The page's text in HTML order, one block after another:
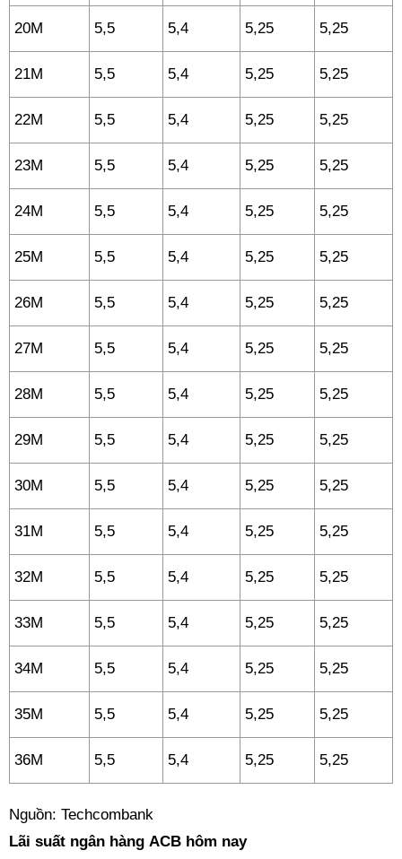
20M 5,5 5,4 5,25 5,25
21M 5,5 5,4 5,25 5,25
22M 5,5 5,4 5,25 5,25
23M 5,5 5,4 5,25 5,25
24M 5,5 5,4 5,25 5,25
25M 5,5 5,4 5,25 5,25
26M 5,5 5,4 5,25 5,25
27M 5,5 5,4 5,25 5,25
28M 5,5 5,4 5,25 5,25
29M 5,5 5,4 5,25 5,25
30M 5,5 5,4 5,25 5,25
31M 5,5 5,4 5,25 5,25
32M 5,5 5,4 5,25 5,25
33M 5,5 5,4 5,25 5,25
34M 5,5 5,4 5,25 5,25
35M 5,5 5,4 5,25 5,25
36M 5,5 5,4 5,25 5,25
Nguồn: Techcombank
Lãi suất ngân hàng ACB hôm nay